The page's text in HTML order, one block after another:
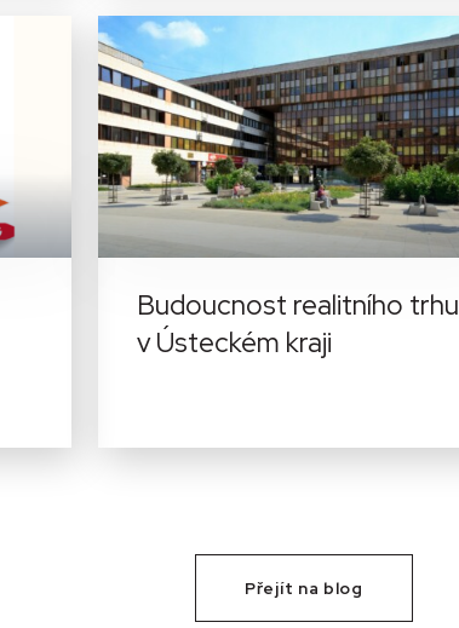
Budoucnost realitního trhu
v Ústeckém kraji
Přejít na blog